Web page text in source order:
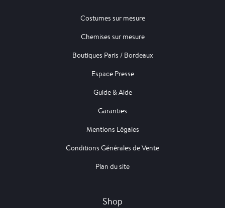
Costumes sur mesure
Chemises sur mesure
Boutiques Paris / Bordeaux
Espace Presse
Guide & Aide
Garanties
Mentions Légales
Conditions Générales de Vente
Plan du site
Shop